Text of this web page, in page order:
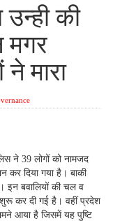
की
मगर
मारा
ने 39 लोगों को नामजद
कर दिया गया है। बाकी
इन बवालियों की चल व
शुरू कर दी गई है। वहीं प्रदेश
आया है जिसमें यह पुष्टि